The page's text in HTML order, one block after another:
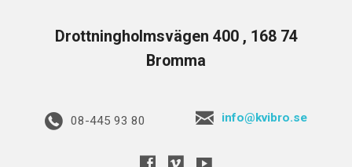
Drottningholmsvägen 400 , 168 74
Bromma
08-445 93 80 info@kvibro.se